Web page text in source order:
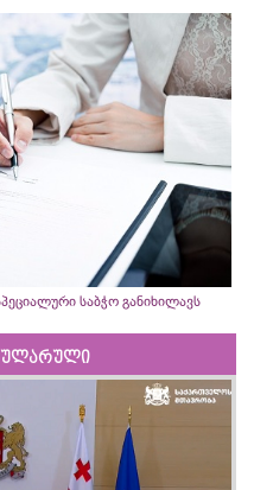
საბჭო განიხილავს